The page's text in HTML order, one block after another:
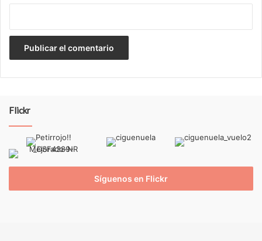
Flickr
Síguenos en Flickr